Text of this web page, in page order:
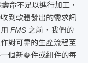
命不足以進行加工，
到軟體發出的需求訊
FMS 之前，我們的
對可靠的生產流程至
個新零件或組件的每